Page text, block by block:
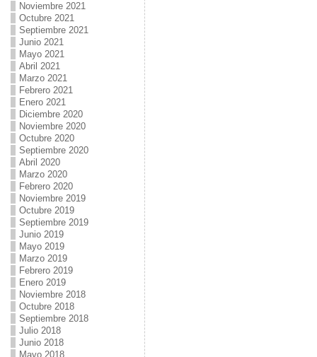
Noviembre 2021
Octubre 2021
Septiembre 2021
Junio 2021
Mayo 2021
Abril 2021
Marzo 2021
Febrero 2021
Enero 2021
Diciembre 2020
Noviembre 2020
Octubre 2020
Septiembre 2020
Abril 2020
Marzo 2020
Febrero 2020
Noviembre 2019
Octubre 2019
Septiembre 2019
Junio 2019
Mayo 2019
Marzo 2019
Febrero 2019
Enero 2019
Noviembre 2018
Octubre 2018
Septiembre 2018
Julio 2018
Junio 2018
Mayo 2018